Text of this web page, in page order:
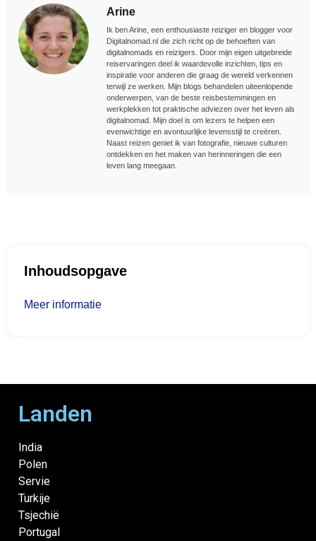
Arine
Ik ben Arine, een enthousiaste reiziger en blogger voor
Digitalnomad.nl die zich richt op de behoeften van
digitalnomads en reizigers. Door mijn eigen uitgebreide
reiservaringen deel ik waardevolle inzichten, tips en
inspiratie voor anderen die graag de wereld verkennen
terwijl ze werken. Mijn blogs behandelen uiteenlopende
onderwerpen, van de beste reisbestemmingen en
werkplekken tot praktische adviezen over het leven als
digitalnomad. Mijn doel is om lezers te helpen een
evenwichtige en avontuurlijke levensstijl te creëren.
Naast reizen geniet ik van fotografie, nieuwe culturen
ontdekken en het maken van herinneringen die een
leven lang meegaan.
Inhoudsopgave
Meer informatie
Landen
India
Polen
Servie
Turkije
Tsjechië
Portugal